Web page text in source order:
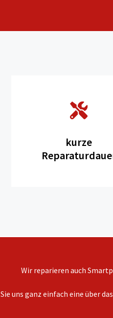
kurze
Wir reparieren auch
uns ganz einfach eine über